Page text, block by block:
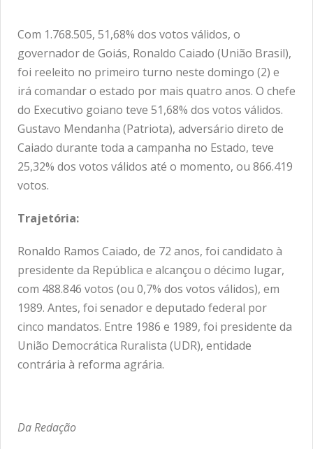
Com 1.768.505, 51,68% dos votos válidos, o
governador de Goiás, Ronaldo Caiado (União Brasil),
foi reeleito no primeiro turno neste domingo (2) e
irá comandar o estado por mais quatro anos. O chefe
do Executivo goiano teve 51,68% dos votos válidos.
Gustavo Mendanha (Patriota), adversário direto de
Caiado durante toda a campanha no Estado, teve
25,32% dos votos válidos até o momento, ou 866.419
votos.
Trajetória:
Ronaldo Ramos Caiado, de 72 anos, foi candidato à
presidente da República e alcançou o décimo lugar,
com 488.846 votos (ou 0,7% dos votos válidos), em
1989. Antes, foi senador e deputado federal por
cinco mandatos. Entre 1986 e 1989, foi presidente da
União Democrática Ruralista (UDR), entidade
contrária à reforma agrária.
Da Redação